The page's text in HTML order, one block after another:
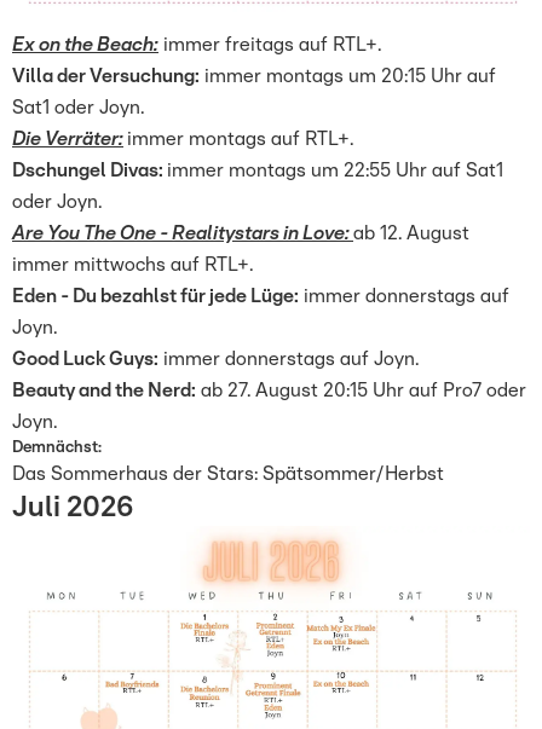
Ex on the Beach: immer freitags auf RTL+.
Villa der Versuchung: immer montags um 20:15 Uhr auf
Sat1 oder Joyn.
Die Verräter: immer montags auf RTL+.
Dschungel Divas: immer montags um 22:55 Uhr auf Sat1
oder Joyn.
Are You The One - Realitystars in Love:ab 12. August
immer mittwochs auf RTL+.
Eden - Du bezahlst für jede Lüge: immer donnerstags auf
Joyn.
Good Luck Guys: immer donnerstags auf Joyn.
Beauty and the Nerd: ab 27. August 20:15 Uhr auf Pro7 oder
Joyn.
Demnächst:
Das Sommerhaus der Stars: Spätsommer/Herbst
Juli 2026